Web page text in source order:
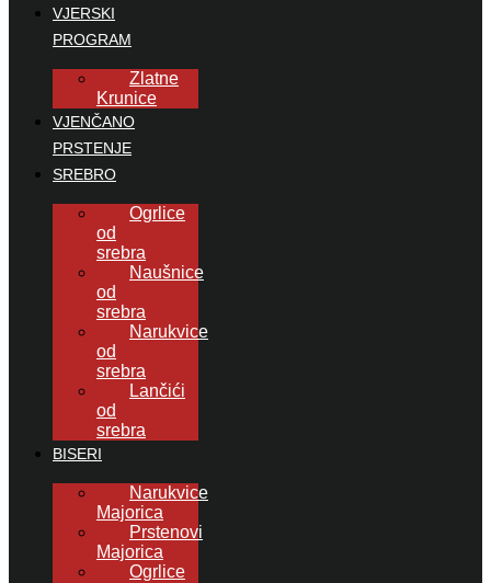
VJERSKI
PROGRAM
Zlatne
Krunice
VJENČANO
PRSTENJE
SREBRO
Ogrlice
od
srebra
Naušnice
od
srebra
Narukvice
od
srebra
Lančići
od
srebra
BISERI
Narukvice
Majorica
Prstenovi
Majorica
Ogrlice